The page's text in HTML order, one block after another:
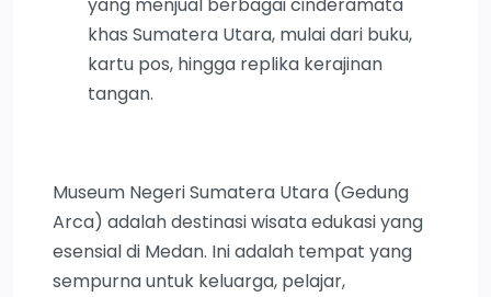
khas Sumatera Utara, mulai dari buku,
kartu pos, hingga replika kerajinan
tangan.
Museum Negeri Sumatera Utara (Gedung
Arca) adalah destinasi wisata edukasi yang
esensial di Medan. Ini adalah tempat yang
sempurna untuk keluarga, pelajar,